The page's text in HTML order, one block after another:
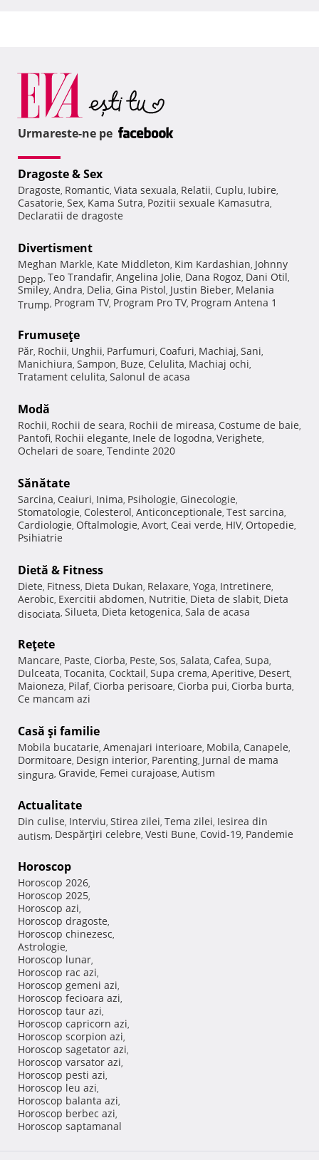
Urmareste-ne pe
Dragoste & Sex
Dragoste, Romantic, Viata sexuala, Relatii, Cuplu, Iubire,
Casatorie, Sex, Kama Sutra, Pozitii sexuale Kamasutra,
Declaratii de dragoste
Divertisment
Meghan Markle, Kate Middleton, Kim Kardashian, Johnny
Depp, Teo Trandafir, Angelina Jolie, Dana Rogoz, Dani Otil,
Smiley, Andra, Delia, Gina Pistol, Justin Bieber, Melania
Trump, Program TV, Program Pro TV, Program Antena 1
Frumuseţe
Păr, Rochii, Unghii, Parfumuri, Coafuri, Machiaj, Sani,
Manichiura, Sampon, Buze, Celulita, Machiaj ochi,
Tratament celulita, Salonul de acasa
Modă
Rochii, Rochii de seara, Rochii de mireasa, Costume de baie,
Pantofi, Rochii elegante, Inele de logodna, Verighete,
Ochelari de soare, Tendinte 2020
Sănătate
Sarcina, Ceaiuri, Inima, Psihologie, Ginecologie,
Stomatologie, Colesterol, Anticonceptionale, Test sarcina,
Cardiologie, Oftalmologie, Avort, Ceai verde, HIV, Ortopedie,
Psihiatrie
Dietă & Fitness
Diete, Fitness, Dieta Dukan, Relaxare, Yoga, Intretinere,
Aerobic, Exercitii abdomen, Nutritie, Dieta de slabit, Dieta
disociata, Silueta, Dieta ketogenica, Sala de acasa
Reţete
Mancare, Paste, Ciorba, Peste, Sos, Salata, Cafea, Supa,
Dulceata, Tocanita, Cocktail, Supa crema, Aperitive, Desert,
Maioneza, Pilaf, Ciorba perisoare, Ciorba pui, Ciorba burta,
Ce mancam azi
Casă şi familie
Mobila bucatarie, Amenajari interioare, Mobila, Canapele,
Dormitoare, Design interior, Parenting, Jurnal de mama
singura, Gravide, Femei curajoase, Autism
Actualitate
Din culise, Interviu, Stirea zilei, Tema zilei, Iesirea din
autism, Despărţiri celebre, Vesti Bune, Covid-19, Pandemie
Horoscop
Horoscop 2026,
Horoscop 2025,
Horoscop azi,
Horoscop dragoste,
Horoscop chinezesc,
Astrologie,
Horoscop lunar,
Horoscop rac azi,
Horoscop gemeni azi,
Horoscop fecioara azi,
Horoscop taur azi,
Horoscop capricorn azi,
Horoscop scorpion azi,
Horoscop sagetator azi,
Horoscop varsator azi,
Horoscop pesti azi,
Horoscop leu azi,
Horoscop balanta azi,
Horoscop berbec azi,
Horoscop saptamanal